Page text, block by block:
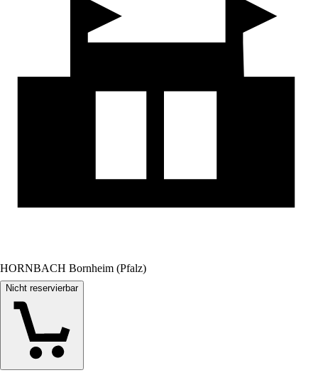
HORNBACH Bornheim (Pfalz)
Nicht reservierbar